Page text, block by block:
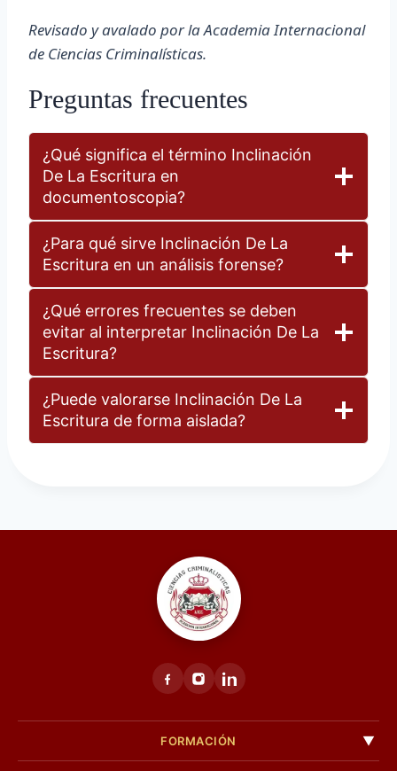
Revisado y avalado por la Academia Internacional
de Ciencias Criminalísticas.
Preguntas frecuentes
¿Qué significa el término Inclinación
De La Escritura en
documentoscopia?
¿Para qué sirve Inclinación De La
Escritura en un análisis forense?
¿Qué errores frecuentes se deben
evitar al interpretar Inclinación De La
Escritura?
¿Puede valorarse Inclinación De La
Escritura de forma aislada?
FORMACIÓN